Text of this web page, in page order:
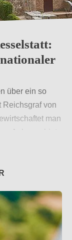
über ein so
von
man
Anbaugebiet